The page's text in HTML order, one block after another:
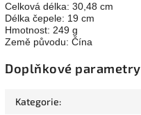
Celková délka: 30,48 cm
Délka čepele: 19 cm
Hmotnost: 249 g
Země původu: Čína
Doplňkové parametry
Kategorie: